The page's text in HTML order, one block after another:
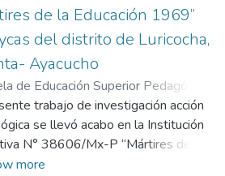
posibilitaron que se sientan
y confiados a la hora de expresarse
demás, la investigación fue
en la Institución Educativa N°
11/Mx-P de Castro Pampa -
2022,el tipo de investigación fue
aplicada, de nivel experimental,
pre experimental con un solo
de la Educación 1969”
del distrito de Luricocha,
Ayacucho
de Educación Superior Pedagógica
"José Salvador Cavero Ovalle",
06) Rojas Layme, Edison;
Carbajal, Bibiano
trabajo de investigación acción
se llevó acabo en la Institución
N° 38606/Mx-P “Mártires de la
1969” de Aycas, Luricocha-
more